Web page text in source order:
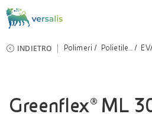
INDIETRO Polimeri Polietile...
Greenflex® ML